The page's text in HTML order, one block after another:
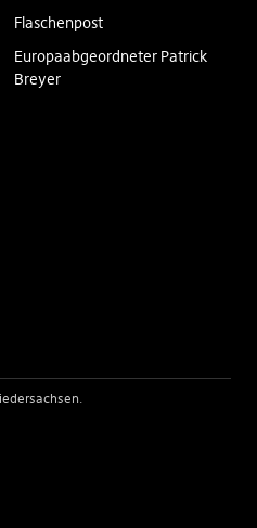
Flaschenpost
Europaabgeordneter Patrick
Breyer